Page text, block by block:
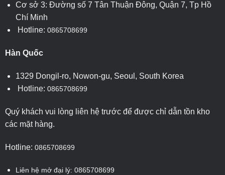
Cơ sở 3: Đường số 7 Tân Thuận Đông, Quận 7, Tp Hồ
Chí Minh
Hotline: 0865708699
Hàn Quốc
1329 Dongil-ro, Nowon-gu, Seoul, South Korea
Hotline: 0865708699
Quý khách vui lòng liên hệ trước để được chỉ dẫn tồn kho
các mặt hàng.
Hotline: 0865708699
Liên hệ mở đại lý: 0865708699